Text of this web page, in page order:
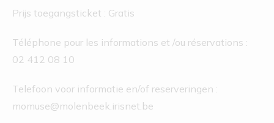
Prijs toegangsticket : Gratis
Téléphone pour les informations et /ou réservations :
02 412 08 10
Telefoon voor informatie en/of reserveringen :
momuse@molenbeek.irisnet.be